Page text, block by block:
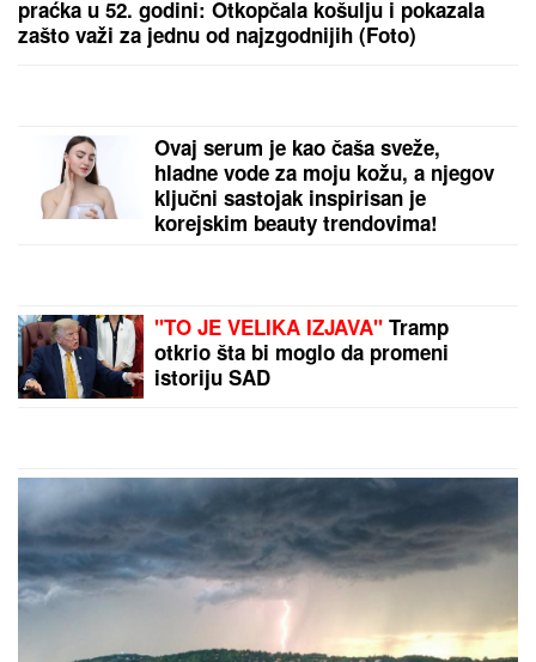
PARTNERASada objasnila kako prepoznati
MANIPULATORA: "Intuicija me je od početka
(FOTO) DOK SVI BRUJE O
RAZVODU, SLOBA VASIĆ UHVAĆEN
SA STARLETOMIsplivala zajednička
Legendarni Boris Beker provodi leto
sa ZGODNIM SINOVIMA, porodična